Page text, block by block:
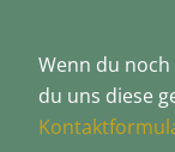
Wenn du
du uns diese